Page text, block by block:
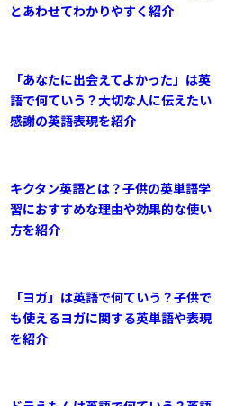
とあわせてわかりやすく紹介
「あなたに出会えてよかった」は英
語で何ていう？大切な人に伝えたい
感謝の英語表現を紹介
キクタン英語とは？子供の英単語学
習におすすめな理由や効果的な使い
方を紹介
「ヨガ」は英語で何ていう？子供で
も使えるヨガに関する英単語や表現
を紹介